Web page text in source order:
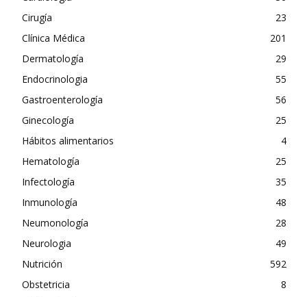
Cirugía
23
Clínica Médica
201
Dermatología
29
Endocrinologia
55
Gastroenterología
56
Ginecología
25
Hábitos alimentarios
4
Hematología
25
Infectología
35
Inmunología
48
Neumonología
28
Neurologia
49
Nutrición
592
Obstetricia
8